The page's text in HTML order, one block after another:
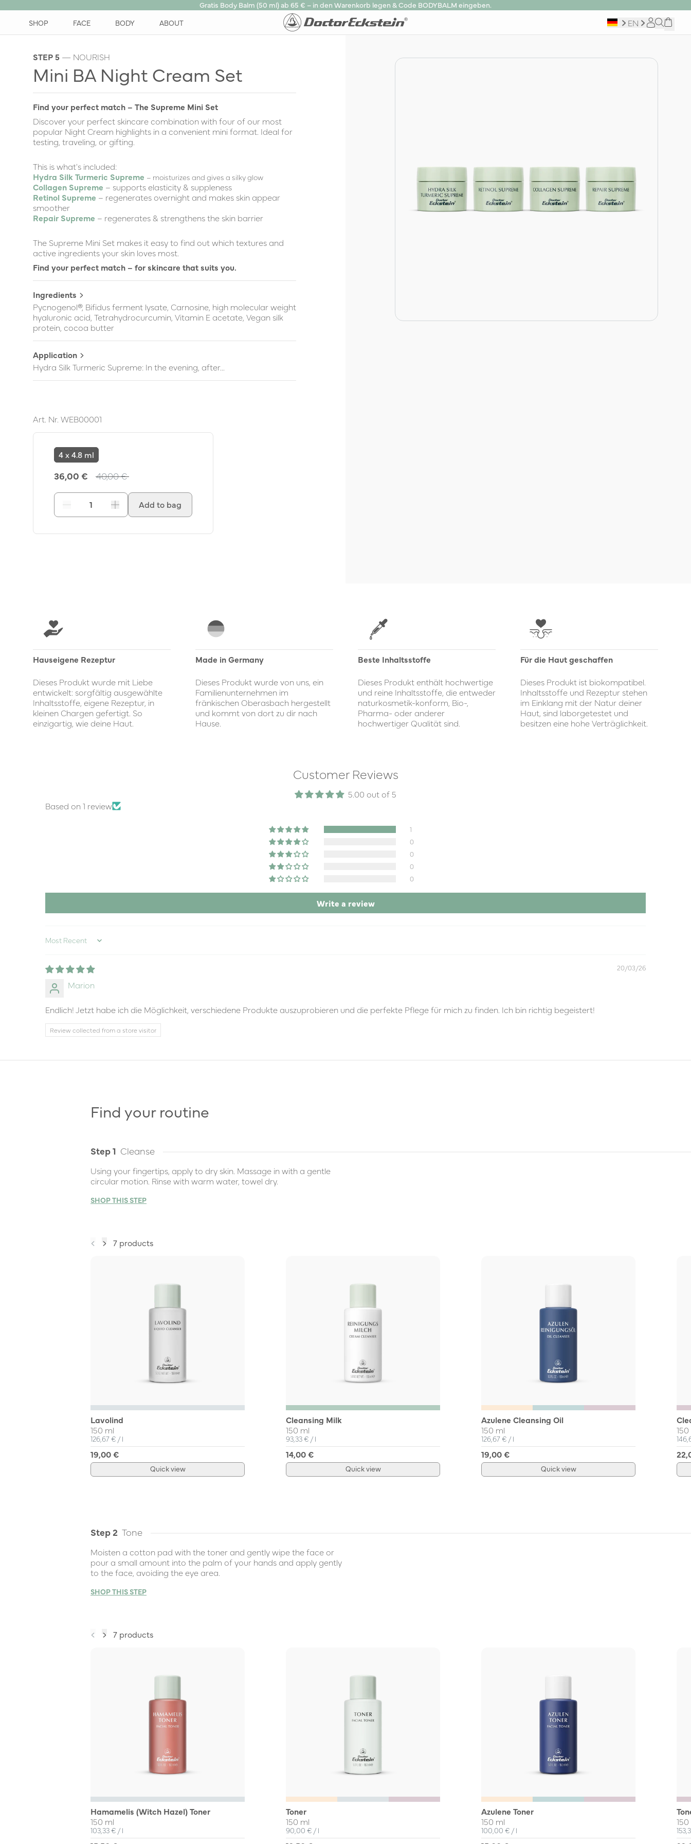
Gratis Body Balm (50 ml) ab 65 € – in den Warenkorb legen & Code BODYBALM eingeben.
SHOP
FACE BODY ABOUT EN
STEP 5 — NOURISH
Mini BA Night Cream Set
Find your perfect match – The Supreme Mini Set
Discover your perfect skincare combination with four of our most
popular Night Cream highlights in a convenient mini format. Ideal for
testing, traveling, or gifting.
This is what's included:
Hydra Silk Turmeric Supreme – moisturizes and gives a silky glow
Collagen Supreme – supports elasticity & suppleness
Retinol Supreme – regenerates overnight and makes skin appear
smoother
Repair Supreme – regenerates & strengthens the skin barrier
The Supreme Mini Set makes it easy to find out which textures and
active ingredients your skin loves most.
Find your perfect match – for skincare that suits you.
Ingredients
Pycnogenol®, Bifidus ferment lysate, Carnosine, high molecular weight
hyaluronic acid, Tetrahydrocurcumin, Vitamin E acetate, Vegan silk
protein, cocoa butter
Application
Hydra Silk Turmeric Supreme: In the evening, after...
Art. Nr. WEB00001
4 x 4.8 ml
36,00 € 40,00 €
Decrease IncreaseAdd to bag
Hauseigene Rezeptur
Dieses Produkt wurde mit Liebe
entwickelt: sorgfältig ausgewählte
Inhaltsstoffe, eigene Rezeptur, in
kleinen Chargen gefertigt. So
einzigartig, wie deine Haut.
Made in Germany
Dieses Produkt wurde von uns, ein
Familienunternehmen im
fränkischen Oberasbach hergestellt
und kommt von dort zu dir nach
Hause.
Beste Inhaltsstoffe
Dieses Produkt enthält hochwertige
und reine Inhaltsstoffe, die entweder
naturkosmetik-konform, Bio-,
Pharma- oder anderer
hochwertiger Qualität sind.
Für die Haut geschaffen
Dieses Produkt ist biokompatibel.
Inhaltsstoffe und Rezeptur stehen
im Einklang mit der Natur deiner
Haut, sind laborgetestet und
besitzen eine hohe Verträglichkeit.
Customer Reviews
5.00 out of 5
Based on 1 review
1
0
0
0
0
Write a review
Sort by
20/03/26
Marion
Endlich! Jetzt habe ich die Möglichkeit, verschiedene Produkte auszuprobieren und die perfekte Pflege für mich zu finden. Ich bin richtig begeistert!
Review collected from a store visitor
Find your routine
Step 1 Cleanse
Using your fingertips, apply to dry skin. Massage in with a gentle
circular motion. Rinse with warm water, towel dry.
SHOP THIS STEP
7 products
Lavolind
150 ml
Unit Price
126,67 € / per
l
19,00 €
Quick view
Cleansing Milk
150 ml
Unit Price
93,33 € / per
l
14,00 €
Quick view
Azulene Cleansing Oil
150 ml
Unit Price
126,67 € / per
l
19,00 €
Quick view
Step 2 Tone
Moisten a cotton pad with the toner and gently wipe the face or
pour a small amount into the palm of your hands and apply gently
to the face, avoiding the eye area.
SHOP THIS STEP
7 products
Hamamelis (Witch Hazel) Toner
150 ml
Unit Price
103,33 € / per
l
Toner
150 ml
Unit Price
90,00 € / per
l
Azulene Toner
150 ml
Unit Price
100,00 € / per
l